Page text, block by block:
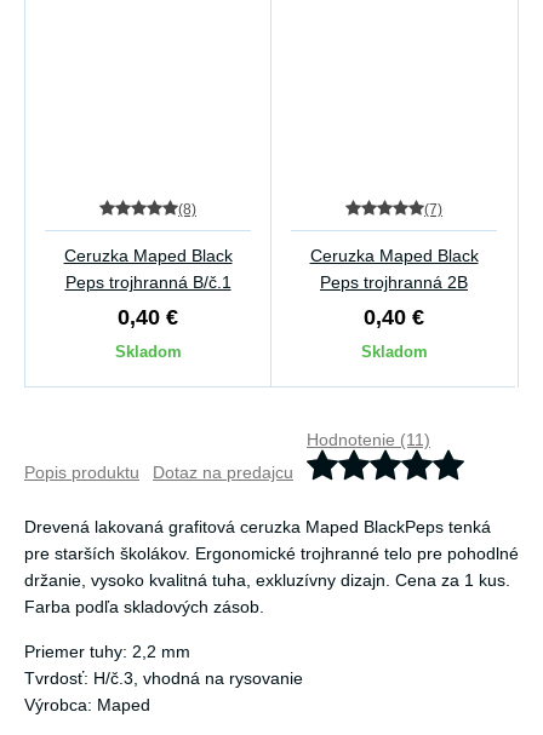
(8)
Ceruzka Maped Black
Peps trojhranná B/č.1
0,40 €
Skladom
(7)
Ceruzka Maped Black
Peps trojhranná 2B
0,40 €
Skladom
Popis produktu Dotaz na predajcu
Hodnotenie (11)
Drevená lakovaná grafitová ceruzka Maped BlackPeps tenká
pre starších školákov. Ergonomické trojhranné telo pre pohodlné
držanie, vysoko kvalitná tuha, exkluzívny dizajn. Cena za 1 kus.
Farba podľa skladových zásob.
Priemer tuhy: 2,2 mm
Tvrdosť: H/č.3, vhodná na rysovanie
Výrobca: Maped